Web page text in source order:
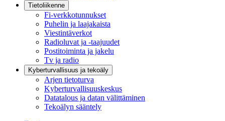
Tietoliikenne
Fi-verkkotunnukset
Puhelin ja laajakaista
Viestintäverkot
Radioluvat ja -taajuudet
Postitoiminta ja jakelu
Tv ja radio
Kyberturvallisuus ja tekoäly
Arjen tietoturva
Kyberturvallisuuskeskus
Datatalous ja datan välittäminen
Tekoälyn sääntely